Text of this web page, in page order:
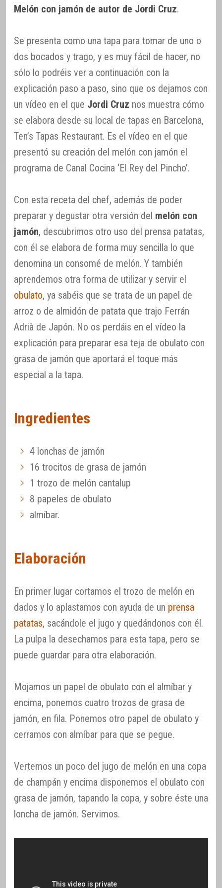
Melón con jamón de autor de Jordi Cruz.
Se presenta como una tapa para tomar de uno o
dos bocados y trago, y es muy fácil de hacer, no
sólo lo podréis ver a continuación con la
explicación paso a paso, sino que os dejamos con
un vídeo en el que Jordi Cruz nos muestra cómo
se elabora desde su local de tapas en Barcelona,
Ten’s Tapas Restaurant. Es el vídeo en el que
presentó su creación del melón con jamón el
programa de Canal Cocina ‘El Rey del Pincho’.
Con esta receta del chef, además de poder
preparar y degustar otra versión del melón con
jamón, descubrimos otro uso del prensa patatas,
con él se elabora de forma muy sencilla lo que
denomina un consomé de melón. Y también
aprendemos otra forma de utilizar y servir el
obulato, ya sabéis que se trata de un papel de
arroz o de almidón de patata que trajo Ferrán
Adrià de Japón. No os perdáis en el vídeo la
explicación para preparar esa teja de obulato con
grasa de jamón que aportará el toque más
especial a la tapa.
Ingredientes
4 lonchas de jamón
16 trocitos de grasa de jamón
1 trozo de melón cantalup
8 papeles de obulato
almíbar.
Elaboración
En primer lugar cortamos el trozo de melón en
dados y lo aplastamos con ayuda de un prensa
patatas, sacándole el jugo y quedándonos con él.
La pulpa la desechamos para esta tapa, pero se
puede guardar para otra elaboración.
Mojamos un papel de obulato con el almíbar y
encima, ponemos cuatro trozos de grasa de
jamón, en fila. Ponemos otro papel de obulato y
cerramos con almíbar para que se pegue.
Vertemos un poco del jugo de melón en una copa
de champán y encima disponemos el obulato con
grasa de jamón, tapando la copa, y sobre éste una
loncha de jamón. Servimos.